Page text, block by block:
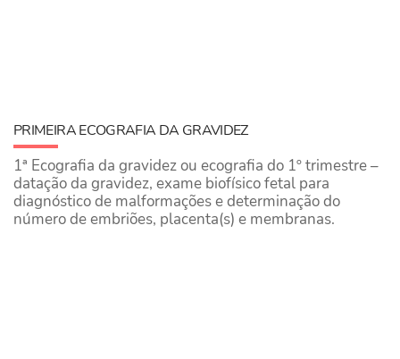
PRIMEIRA ECOGRAFIA DA GRAVIDEZ
1ª Ecografia da gravidez ou ecografia do 1º trimestre –
datação da gravidez, exame biofísico fetal para
diagnóstico de malformações e determinação do
número de embriões, placenta(s) e membranas.